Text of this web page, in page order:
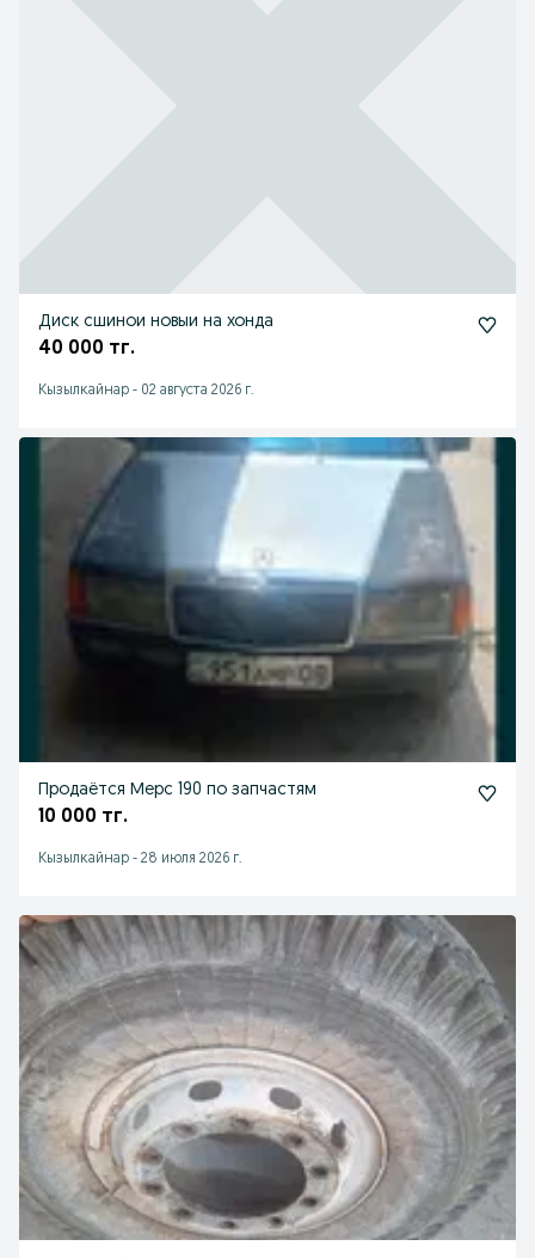
Диск сшинои новыи на хонда
40 000 тг.
Кызылкайнар - 02 августа 2026 г.
Продаётся Мерс 190 по запчастям
10 000 тг.
Кызылкайнар - 28 июля 2026 г.